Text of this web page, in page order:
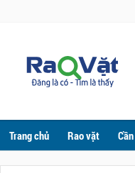
Trang chủ Rao vặt